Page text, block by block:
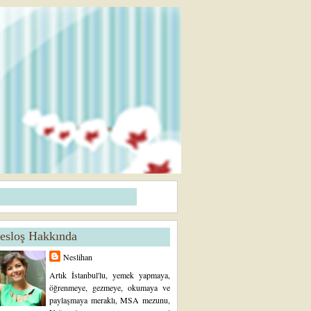
Hakkında
Neslihan
Artık İstanbul'lu, yemek yapmaya,
öğrenmeye, gezmeye, okumaya ve
paylaşmaya meraklı, MSA mezunu,